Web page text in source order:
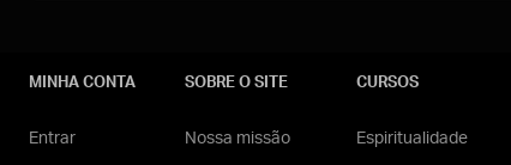
MINHA CONTA
Entrar
SOBRE O SITE
Nossa missão
CURSOS
Espiritualidade